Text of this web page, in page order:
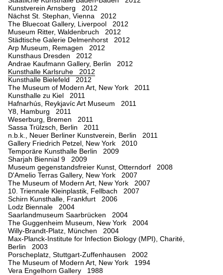
Kunstverein Arnsberg 2012
Nächst St. Stephan, Vienna 2012
The Bluecoat Gallery, Liverpool 2012
Museum Ritter, Waldenbruch 2012
Städtische Galerie Delmenhorst 2012
Arp Museum, Remagen 2012
Kunsthaus Dresden 2012
Andrae Kaufmann Gallery, Berlin 2012
Kunsthalle Karlsruhe 2012
Kunsthalle Bielefeld 2012
The Museum of Modern Art, New York 2011
Kunsthalle zu Kiel 2011
Hafnarhús, Reykjavíc Art Museum 2011
Y8, Hamburg 2011
Weserburg, Bremen 2011
Sassa Trülzsch, Berlin 2011
n.b.k., Neuer Berliner Kunstverein, Berlin 2011
Gallery Friedrich Petzel, New York 2010
Temporäre Kunsthalle Berlin 2009
Sharjah Biennial 9 2009
Museum gegenstandsfreier Kunst, Otterndorf 2008
D'Amelio Terras Gallery, New York 2007
The Museum of Modern Art, New York 2007
10. Triennale Kleinplastik, Fellbach 2007
Schirn Kunsthalle, Frankfurt 2006
Lodz Biennale 2004
Saarlandmuseum Saarbrücken 2004
The Guggenheim Museum, New York 2004
Willy-Brandt-Platz, München 2004
Max-Planck-Institute for Infection Biology (MPI), Charité,
Berlin 2003
Porscheplatz, Stuttgart-Zuffenhausen 2002
The Museum of Modern Art, New York 1994
Vera Engelhorn Gallery 1988